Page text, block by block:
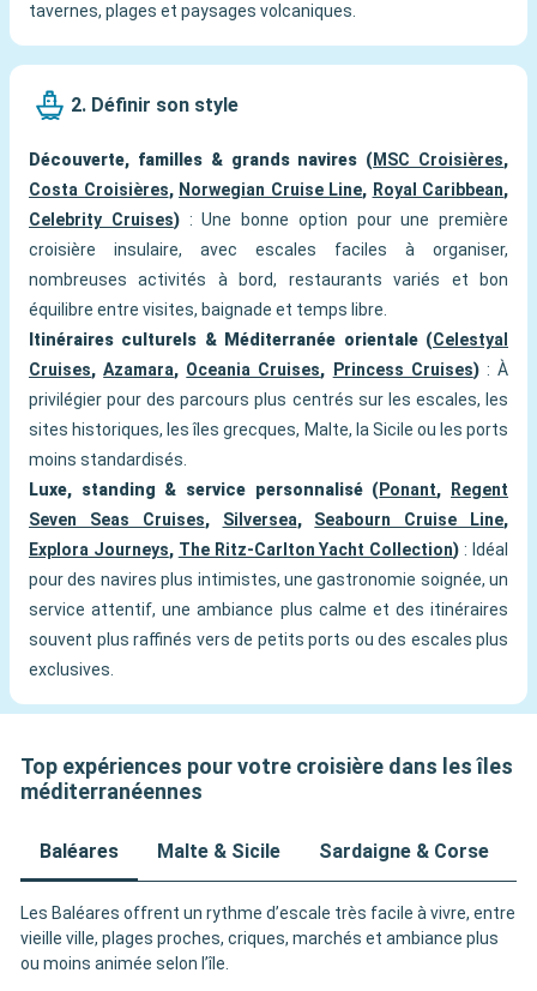
tavernes, plages et paysages volcaniques.
2. Définir son style
Découverte, familles & grands navires (MSC Croisières,
Costa Croisières, Norwegian Cruise Line, Royal Caribbean,
Celebrity Cruises): Une bonne option pour une première
croisière insulaire, avec escales faciles à organiser,
nombreuses activités à bord, restaurants variés et bon
équilibre entre visites, baignade et temps libre.
Itinéraires culturels & Méditerranée orientale (Celestyal
Cruises,Azamara, Oceania Cruises, Princess Cruises): À
privilégier pour des parcours plus centrés sur les escales, les
sites historiques, les îles grecques, Malte, la Sicile ou les ports
moins standardisés.
Luxe, standing & service personnalisé (Ponant,
Regent
Seven Seas Cruises, Silversea, Seabourn Cruise Line,
Explora Journeys, The Ritz-Carlton Yacht Collection) : Idéal
pour des navires plus intimistes, une gastronomie soignée, un
service attentif, une ambiance plus calme et des itinéraires
souvent plus raffinés vers de petits ports ou des escales plus
exclusives.
Top expériences pour votre croisière dans les îles
méditerranéennes
Baléares Malte & Sicile Sardaigne & Corse
Les Baléares offrent un rythme d’escale très facile à vivre, entre
vieille ville, plages proches, criques, marchés et ambiance plus
ou moins animée selon l’île.